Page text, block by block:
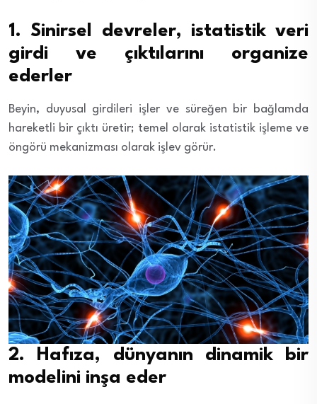
1. Sinirsel devreler, istatistik veri
girdi ve çıktılarını organize
ederler
Beyin, duyusal girdileri işler ve süreğen bir bağlamda
hareketli bir çıktı üretir; temel olarak istatistik işleme ve
öngörü mekanizması olarak işlev görür.
2. Hafıza, dünyanın dinamik bir
modelini inşa eder